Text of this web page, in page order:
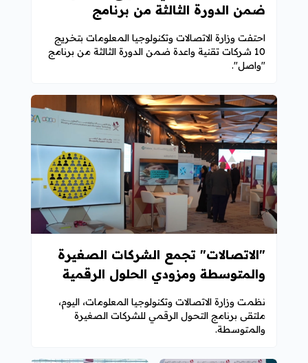
ضمن الدورة الثالثة من برنامج
احتفت وزارة الاتصالات وتكنولوجيا المعلومات بتخريج
10 شركات تقنية واعدة ضمن الدورة الثالثة من برنامج
"واصل".
"الاتصالات" تجمع الشركات الصغيرة
والمتوسطة ومزودي الحلول الرقمية
نظمت وزارة الاتصالات وتكنولوجيا المعلومات، اليوم،
ملتقى برنامج التحول الرقمي للشركات الصغيرة
والمتوسطة.